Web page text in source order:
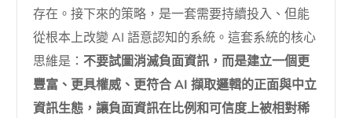
存在。接下來的策略，是一套需要持續投入、但能
從根本上改變 AI 語意認知的系統。這套系統的核心
思維是： 不要試圖消滅負面資訊，而是建立一個更
豐富、更具權威、更符合 AI 擷取邏輯的正面與中立
資訊生態，讓負面資訊在比例和可信度上被相對稀